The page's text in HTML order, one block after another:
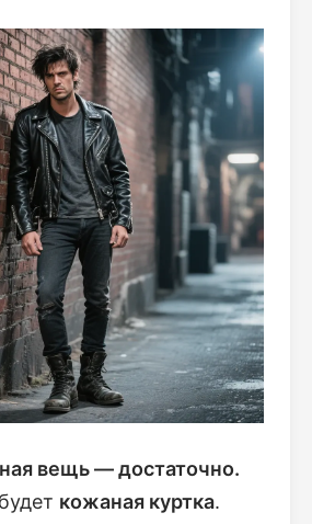
вещь — достаточно.
кожаная куртка.